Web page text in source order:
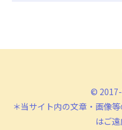
©
＊当サイト内の文章・画像
はご遠